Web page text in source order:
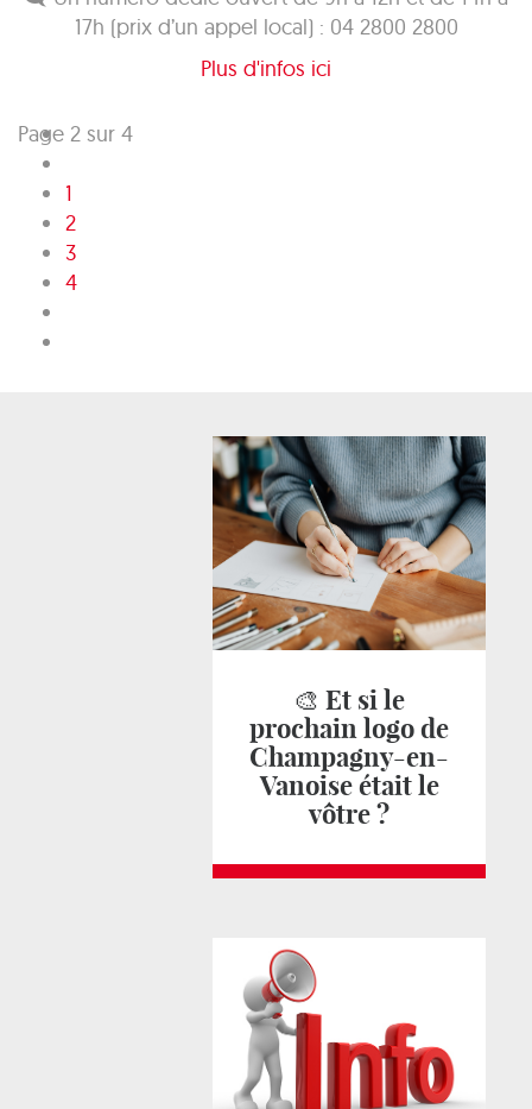
17h (prix d’un appel local) : 04 2800 2800
Plus d'infos ici
Page 2 sur 4
1
2
3
4
🎨 Et si le
prochain logo de
Champagny-en-
Vanoise était le
vôtre ?